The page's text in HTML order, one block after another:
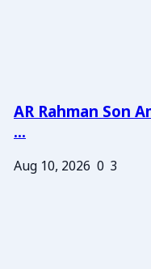
AR Rahman Son
...
Aug 10, 2026 0 3